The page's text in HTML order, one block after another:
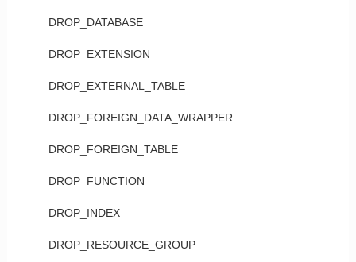
DROP_DATABASE
DROP_EXTENSION
DROP_EXTERNAL_TABLE
DROP_FOREIGN_DATA_WRAPPER
DROP_FOREIGN_TABLE
DROP_FUNCTION
DROP_INDEX
DROP_RESOURCE_GROUP